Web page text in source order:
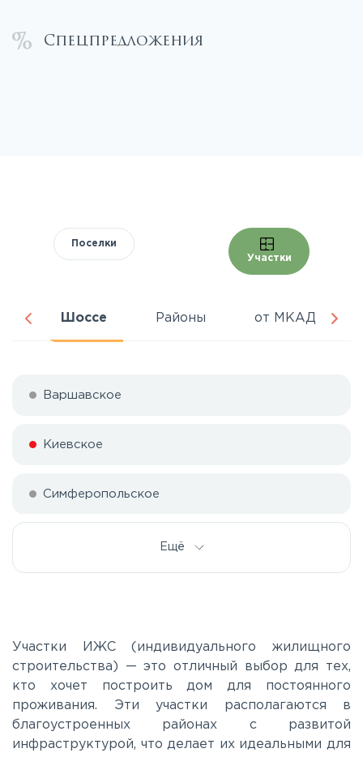
Спецпредложения
Поселки
Участки
Шоссе Районы от МКАД
Варшавское
Киевское
Симферопольское
Ещё
Участки ИЖС (индивидуального жилищного
строительства) — это отличный выбор для тех,
кто хочет построить дом для постоянного
проживания. Эти участки располагаются в
благоустроенных районах с развитой
инфраструктурой, что делает их идеальными для